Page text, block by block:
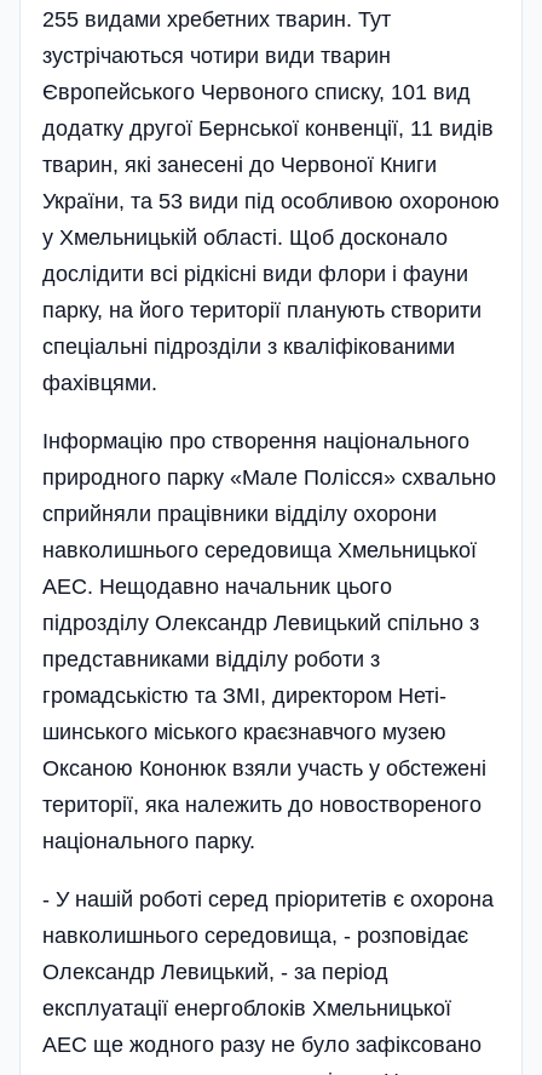
255 видами хребетних тварин. Тут
зустрічаються чотири види тварин
Європейського Черво­ного списку, 101 вид
додатку другої Бернської конвенції, 11 видів
тварин, які занесені до Червоної Книги
України, та 53 види під особливою охороною
у Хмельницькій області. Щоб досконало
дослідити всі рід­кісні види флори і фауни
парку, на його території планують створити
спеціальні підрозділи з кваліфіко­ваними
фахівцями.
Інформацію про створення національного
природного парку «Мале Полісся» схвально
сприйняли працівники відділу охорони
навколишнього середовища Хмельницької
АЕС. Нещодавно начальник цього
підрозділу Олександр Левицький спіль­но з
представниками відділу роботи з
громадськістю та ЗМІ, директором Неті­
шинського міського краєзнавчого музею
Оксаною Кононюк взяли участь у обстежені
території, яка належить до новоствореного
національного парку.
- У нашій роботі серед пріоритетів є охорона
навколишнього середовища, - розпові­дає
Олександр Леви­цький, - за період
експлуатації енергоблоків Хмельницької
АЕС ще жодного разу не було зафіксовано